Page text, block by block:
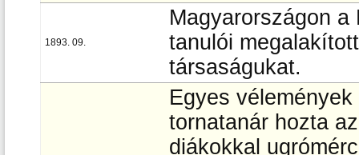
1893. 09.
Magyarországon
tanulói
társaságukat.
Egyes
tornatanár hozta
diákokkal